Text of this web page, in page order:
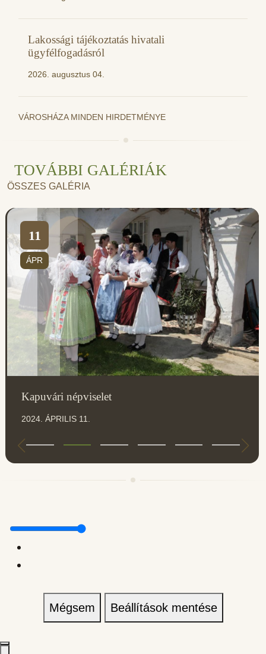
Lakossági tájékoztatás hivatali
ügyfélfogadásról
2026. augusztus 04.
VÁROSHÁZA MINDEN HIRDETMÉNYE
TOVÁBBI GALÉRIÁK
ÖSSZES GALÉRIA
11
ÁPR
Kapuvári népviselet
2024. ÁPRILIS 11.
Mégsem Beállítások mentése